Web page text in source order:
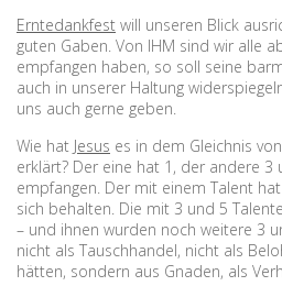
Erntedankfest will unseren Blick
guten Gaben. Von IHM sind wir alle
empfangen haben, so soll seine
auch in unserer Haltung
uns auch gerne geben.
Wie hat Jesus es in dem Gleichnis
erklärt? Der eine hat 1, der andere 3
empfangen. Der mit einem Talent
sich behalten. Die mit 3 und 5
– und ihnen wurden noch weitere 3
nicht als Tauschhandel, nicht als
hätten, sondern aus Gnaden, als